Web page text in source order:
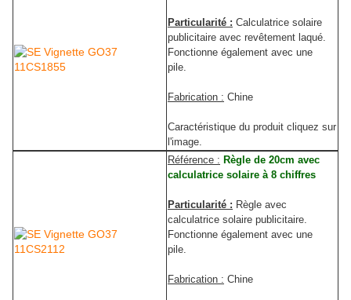
Particularité : Calculatrice solaire
publicitaire avec revêtement laqué.
Fonctionne également avec une
pile.
Fabrication : Chine
Caractéristique du produit cliquez sur
l'image.
Référence : Règle de 20cm avec
calculatrice solaire à 8 chiffres
Particularité : Règle avec
calculatrice solaire publicitaire.
Fonctionne également avec une
pile.
Fabrication : Chine